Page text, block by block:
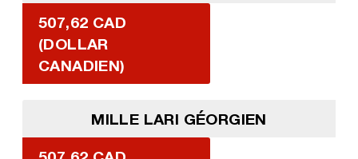
507,62 CAD
(DOLLAR
CANADIEN)
MILLE LARI GÉORGIEN